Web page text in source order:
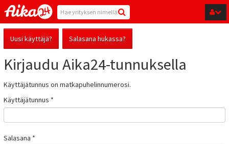
Hyppää pääsisältöön
Uusi käyttäjä? Salasana hukassa?
Kirjaudu Aika24-tunnuksella
Käyttäjätunnus on matkapuhelinnumerosi.
Käyttäjätunnus *
Salasana *